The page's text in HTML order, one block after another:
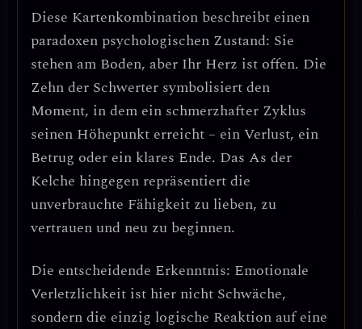
Diese Kartenkombination beschreibt einen
paradoxen psychologischen Zustand: Sie
stehen am Boden, aber Ihr Herz ist offen. Die
Zehn der Schwerter symbolisiert den
Moment, in dem ein schmerzhafter Zyklus
seinen Höhepunkt erreicht – ein Verlust, ein
Betrug oder ein klares Ende. Das As der
Kelche hingegen repräsentiert die
unverbrauchte Fähigkeit zu lieben, zu
vertrauen und neu zu beginnen.
Die entscheidende Erkenntnis: Emotionale
Verletzlichkeit ist hier nicht Schwäche,
sondern die einzig logische Reaktion auf eine